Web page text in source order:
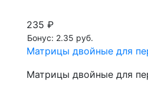
235 ₽
Бонус: 2.35 руб.
Матрицы двойные для
Матрицы двойные для